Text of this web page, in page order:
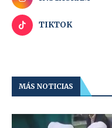
TIKTOK
MÁS NOTICIAS